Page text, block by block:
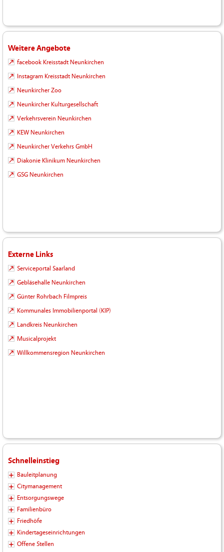
Weitere Angebote
facebook Kreisstadt Neunkirchen
Instagram Kreisstadt Neunkirchen
Neunkircher Zoo
Neunkircher Kulturgesellschaft
Verkehrsverein Neunkirchen
KEW Neunkirchen
Neunkircher Verkehrs GmbH
Diakonie Klinikum Neunkirchen
GSG Neunkirchen
Externe Links
Serviceportal Saarland
Gebläsehalle Neunkirchen
Günter Rohrbach Filmpreis
Kommunales Immobilienportal (KIP)
Landkreis Neunkirchen
Musicalprojekt
Willkommensregion Neunkirchen
Schnelleinstieg
Bauleitplanung
Citymanagement
Entsorgungswege
Familienbüro
Friedhöfe
Kindertageseinrichtungen
Offene Stellen